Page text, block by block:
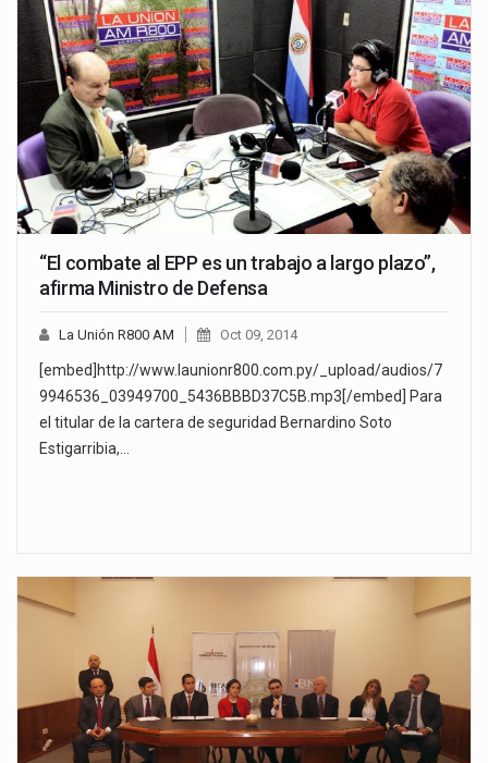
“El combate al EPP es un trabajo a largo plazo”,
afirma Ministro de Defensa
La Unión R800 AM Oct 09, 2014
[embed]http://www.launionr800.com.py/_upload/audios/7
9946536_03949700_5436BBBD37C5B.mp3[/embed] Para
el titular de la cartera de seguridad Bernardino Soto
Estigarribia,…